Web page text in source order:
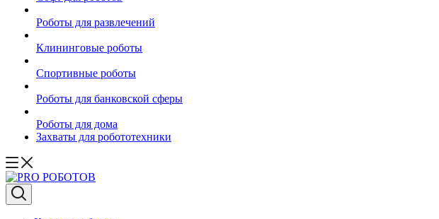
Роботы для развлечений
Клининговые роботы
Спортивные роботы
Роботы для банковской сферы
Роботы для дома
Захваты для робототехники